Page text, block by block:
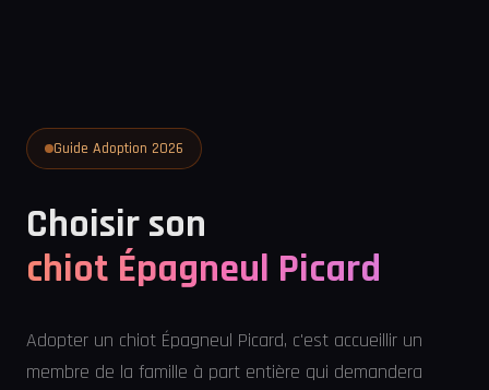
Guide Adoption 2026
Choisir son
chiot Épagneul Picard
Adopter un chiot Épagneul Picard, c'est accueillir un
membre de la famille à part entière qui demandera